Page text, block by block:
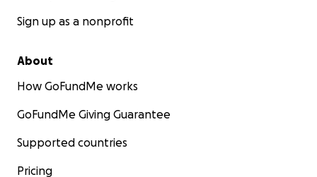
Sign up as a nonprofit
About
How GoFundMe works
GoFundMe Giving Guarantee
Supported countries
Pricing